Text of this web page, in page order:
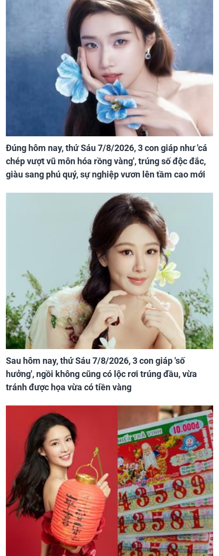
Đúng hôm nay, thứ Sáu 7/8/2026, 3 con giáp như 'cá
chép vượt vũ môn hóa rồng vàng', trúng số độc đắc,
giàu sang phú quý, sự nghiệp vươn lên tầm cao mới
Sau hôm nay, thứ Sáu 7/8/2026, 3 con giáp 'số
hưởng', ngồi không cũng có lộc rơi trúng đầu, vừa
tránh được họa vừa có tiền vàng